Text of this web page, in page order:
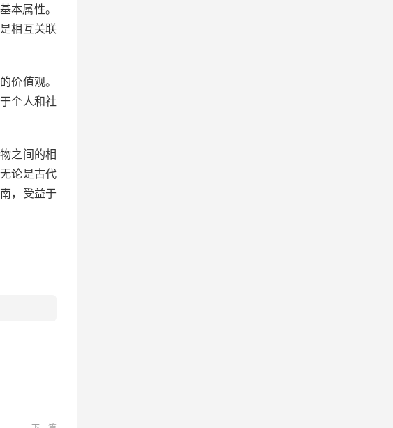
本属性。
相互关联
价值观。
个人和社
之间的相
论是古代
，受益于